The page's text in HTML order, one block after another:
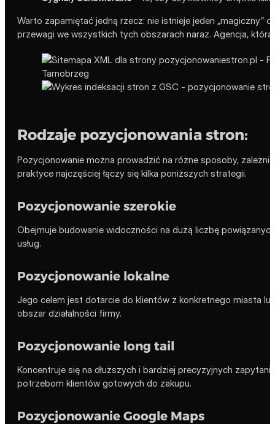
Warto zapamiętać jedną rzecz: nie istnieje jeden
przewagi we wszystkich tych obszarach naraz. Agencja,
Rodzaje pozycjonowania stron:
Pozycjonowanie można prowadzić na różne sposoby,
praktyce najczęściej łączy się kilka poniższych strategii.
Pozycjonowanie szerokie
Obejmuje budowanie widoczności na dużą liczbę
usług.
Pozycjonowanie lokalne
Jego celem jest dotarcie do klientów z konkretnego miasta
obszar działalności firmy.
Pozycjonowanie long tail
Koncentruje się na dłuższych i bardziej precyzyjnych
potrzebom klientów gotowych do zakupu.
Pozycjonowanie Google Maps